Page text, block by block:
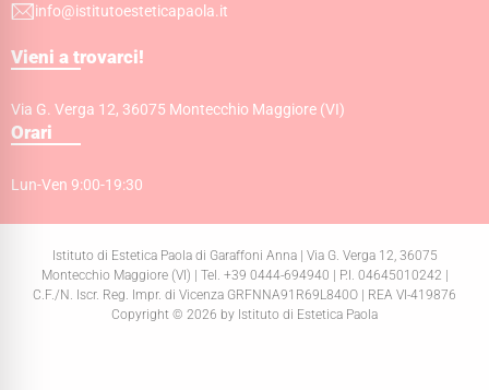
info@istitutoesteticapaola.it
Vieni a trovarci!
Via G. Verga 12, 36075 Montecchio Maggiore (VI)
Orari
Lun-Ven 9:00-19:30
Istituto di Estetica Paola di Garaffoni Anna | Via G. Verga 12, 36075
Montecchio Maggiore (VI) | Tel. +39 0444-694940 | P.I. 04645010242 |
C.F./N. Iscr. Reg. Impr. di Vicenza GRFNNA91R69L840O | REA VI-419876
Copyright © 2026 by Istituto di Estetica Paola